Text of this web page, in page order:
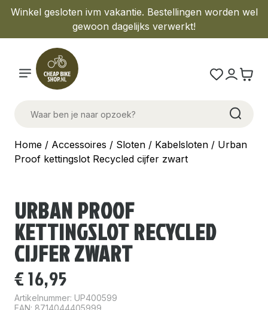
Winkel gesloten ivm vakantie. Bestellingen worden wel
gewoon dagelijks verwerkt!
Home / Accessoires / Sloten / Kabelsloten / Urban
Proof kettingslot Recycled cijfer zwart
URBAN PROOF
KETTINGSLOT RECYCLED
CIJFER ZWART
€16,95
Artikelnummer: UP400599
EAN: 8714044405999